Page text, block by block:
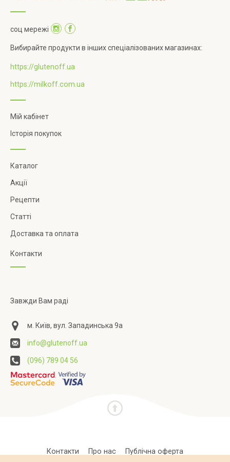
соц мережі
Вибирайте продукти в інших спеціалізованих магазинах:
https://glutenoff.ua
https://milkoff.com.ua
Мій кабінет
Історія покупок
Каталог
Акції
Рецепти
Статті
Доставка та оплата
Контакти
Завжди Вам раді
м. Київ, вул. Западинська 9а
info@glutenoff.ua
(096) 789 04 56
Контакти Про нас Публічна оферта